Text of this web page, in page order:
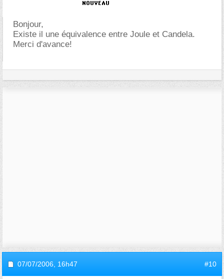
Bonjour,
Existe il une équivalence entre Joule et Candela.
Merci d'avance!
07/07/2006, 16h47 #10